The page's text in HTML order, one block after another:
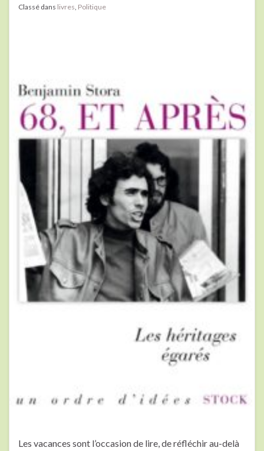
Classé dans livres, Politique
Les vacances sont l’occasion de lire, de réfléchir au-delà